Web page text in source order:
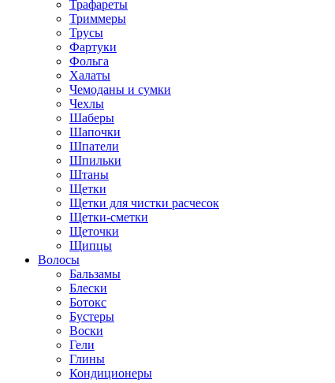
Трафареты
Триммеры
Трусы
Фартуки
Фольга
Халаты
Чемоданы и сумки
Чехлы
Шаберы
Шапочки
Шпатели
Шпильки
Штаны
Щетки
Щетки для чистки расчесок
Щетки-сметки
Щеточки
Щипцы
Волосы
Бальзамы
Блески
Ботокс
Бустеры
Воски
Гели
Глины
Кондиционеры